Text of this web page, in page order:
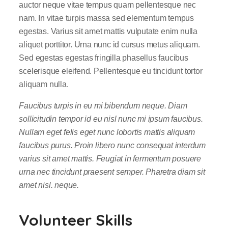
auctor neque vitae tempus quam pellentesque nec
nam. In vitae turpis massa sed elementum tempus
egestas. Varius sit amet mattis vulputate enim nulla
aliquet porttitor. Urna nunc id cursus metus aliquam.
Sed egestas egestas fringilla phasellus faucibus
scelerisque eleifend. Pellentesque eu tincidunt tortor
aliquam nulla.
Faucibus turpis in eu mi bibendum neque. Diam
sollicitudin tempor id eu nisl nunc mi ipsum faucibus.
Nullam eget felis eget nunc lobortis mattis aliquam
faucibus purus. Proin libero nunc consequat interdum
varius sit amet mattis. Feugiat in fermentum posuere
urna nec tincidunt praesent semper. Pharetra diam sit
amet nisl. neque.
Volunteer Skills